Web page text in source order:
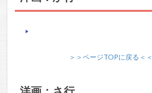
＞＞ページTOPに戻る＜＜